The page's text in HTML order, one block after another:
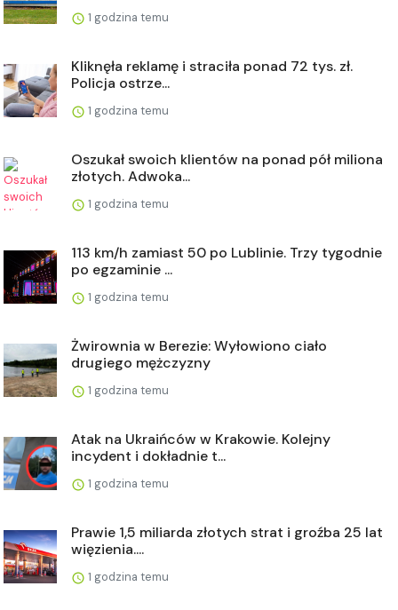
1 godzina temu
Kliknęła reklamę i straciła ponad 72 tys. zł.
Policja ostrze...
1 godzina temu
Oszukał swoich klientów na ponad pół miliona
złotych. Adwoka...
1 godzina temu
113 km/h zamiast 50 po Lublinie. Trzy tygodnie
po egzaminie ...
1 godzina temu
Żwirownia w Berezie: Wyłowiono ciało
drugiego mężczyzny
1 godzina temu
Atak na Ukraińców w Krakowie. Kolejny
incydent i dokładnie t...
1 godzina temu
Prawie 1,5 miliarda złotych strat i groźba 25 lat
więzienia....
1 godzina temu